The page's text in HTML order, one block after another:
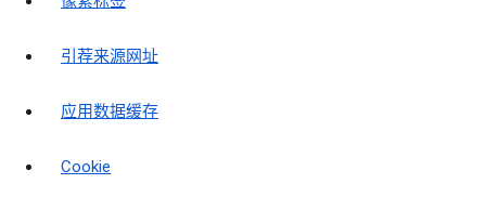
引荐来源网址
应用数据缓存
Cookie